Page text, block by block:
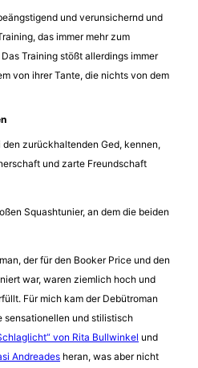
und verunsichernd und
das immer mehr zum
Training stößt allerdings immer
von ihrer Tante, die nichts von dem
zurückhaltenden Ged, kennen,
und zarte Freundschaft
Squashtunier, an dem die beiden
der für den Booker Price und den
war, waren ziemlich hoch und
Für mich kam der Debütroman
sensationellen und stilistisch
von Rita Bullwinkel und
Andreades heran, was aber nicht